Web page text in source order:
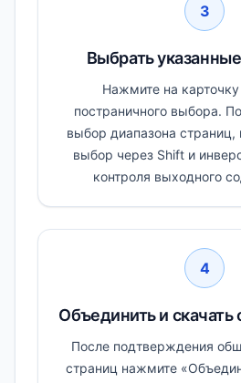
3
Выбрать
Нажмите на
постраничного выбора.
выбор диапазона
выбор через Shift и
контроля выходного
4
Объединить и
После подтверждения
страниц нажмите